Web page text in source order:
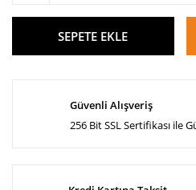
SEPETE EKLE
Güvenli Alışveriş
256 Bit SSL Sertifikası ile